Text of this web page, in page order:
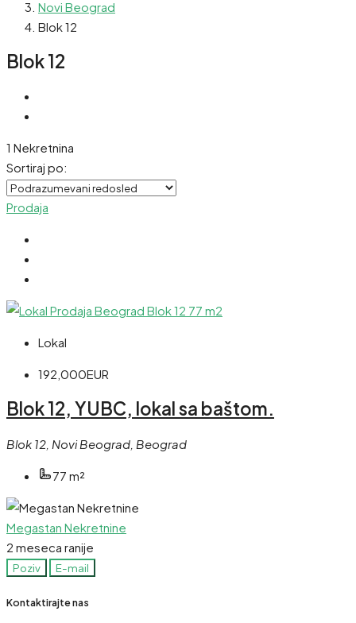
Novi Beograd
Blok 12
Blok 12
1 Nekretnina
Sortiraj po:
Prodaja
Lokal
192,000EUR
Blok 12, YUBC, lokal sa baštom.
Blok 12, Novi Beograd, Beograd
77 m²
Megastan Nekretnine
2 meseca ranije
Poziv E-mail
Kontaktirajte nas